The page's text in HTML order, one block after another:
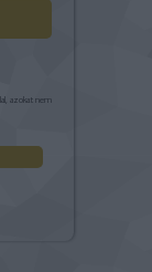
azokat nem